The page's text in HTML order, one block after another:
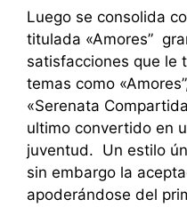
Luego se consolida
titulada «Amores”
satisfacciones que le
temas como
«Serenata
ultimo convertido en
juventud. Un estilo
sin embargo la
apoderándose del